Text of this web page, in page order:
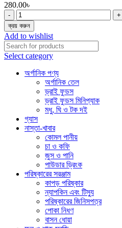
280.00৳
মাল্টা
(১
কেজি)
quantity
ক্রয় করুন
Add to wishlist
Select category
অর্গানিক পণ্য
অর্গানিক তেল
ড্রাই ফুডস
ড্রাই ফুডস মিনিপ্যাক
মধু, ঘি ও টক দই
গ্যাস
নাস্তা-খাবার
কোমল পানীয়
চা ও কফি
জুস ও পানি
পাউডার ড্রিংক
পরিষ্কারের সরঞ্জাম
কাপড় পরিষ্কার
ন্যাপকিন এবং টিস্যু
পরিষ্কারের জিনিসপত্র
পোকা নিধণ
বাসন ধোয়া